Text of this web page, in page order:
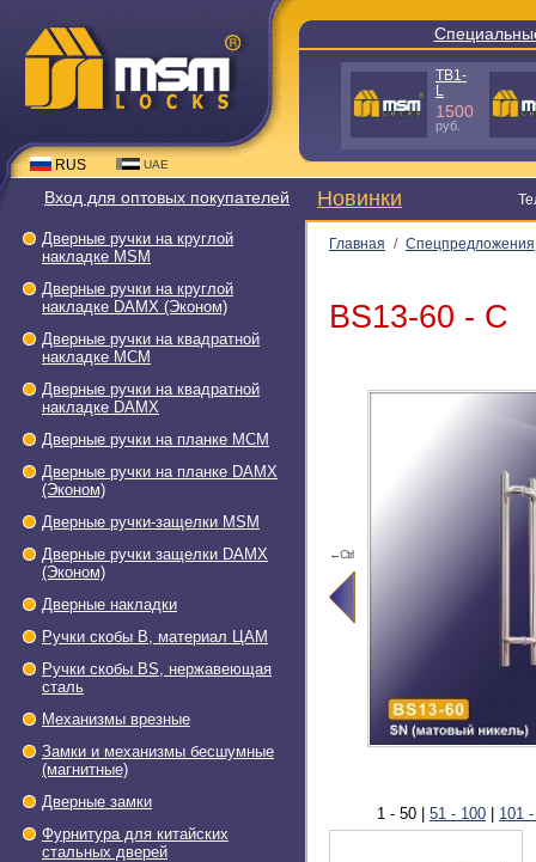
RUS UAE
Специальные
TS3-L50 -
C
288руб.
A640 GR-C
руб.
Вход для оптовых покупателей
Дверные ручки на круглой
накладке МSМ
Дверные ручки на круглой
накладке DAMX (Эконом)
Дверные ручки на квадратной
накладке МСМ
Дверные ручки на квадратной
накладке DAMX
Дверные ручки на планке МСМ
Дверные ручки на планке DAMX
(Эконом)
Дверные ручки-защелки МSМ
Дверные ручки защелки DAMX
(Эконом)
Дверные накладки
Ручки скобы В, материал ЦАМ
Ручки скобы BS, нержавеющая
сталь
Механизмы врезные
Замки и механизмы бесшумные
(магнитные)
Дверные замки
Фурнитура для китайских
стальных дверей
Новинки Тел.:
Главная / Спецпредложения
BS13-60 - С
←Ctrl
1 - 50 51 - 100 101